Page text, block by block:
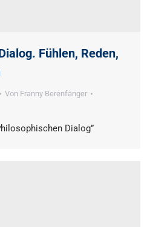
Fühlen, Reden,
Von Franny Berenfänger
Dialog”